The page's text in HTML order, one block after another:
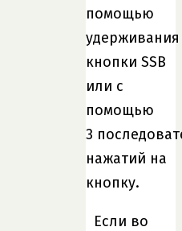
помощью
удерживания
кнопки SSB
или с
помощью
3
нажатий на
кнопку.
Если во